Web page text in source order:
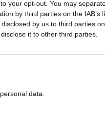
your opt-out. You may
by third parties on the IAB’s
by us to third parties
it to other third parties.
data.
e rimanendo in
in un maneggio di
ferita dopo la
posto, all’interno
inviati dal 118.